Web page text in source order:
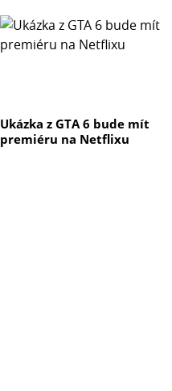
Ukázka z GTA 6 bude mít
premiéru na Netflixu